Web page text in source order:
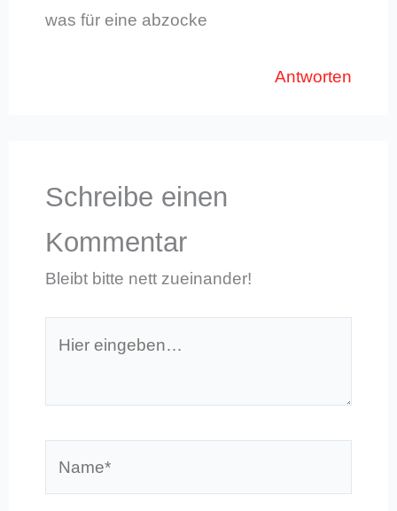
was für eine abzocke
Antworten
Schreibe einen
Kommentar
Bleibt bitte nett zueinander!
eingeben…